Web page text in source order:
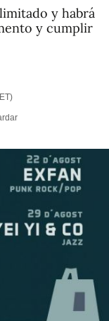
y habrá
y cumplir